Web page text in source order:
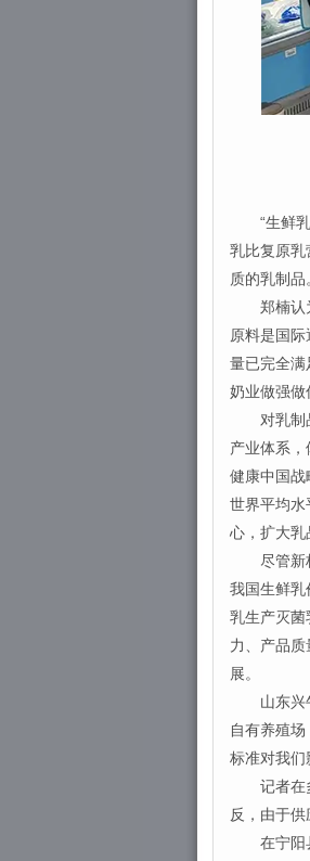
“生鲜乳
乳比复原乳
质的乳制品
郑楠认为
原料是国
量已完全满
奶业做强做
对乳制品
产业体系
健康中国
世界平均水
心，扩大乳
尽管新标
我国生鲜乳
乳生产灭
力、产品
展。
山东兴牛
自有养殖
标准对我们
记者在多
反，由于
在宁阳县